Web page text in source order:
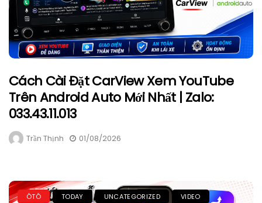
Cách Cài Đặt CarView Xem YouTube
Trên Android Auto Mới Nhất | Zalo:
033.43.11.013
Trần Thịnh 01/08/2026
ÔTÔ TODAY UNCATEGORIZED VIDEO